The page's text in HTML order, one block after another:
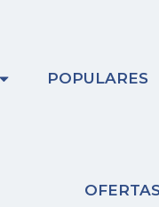
POPULARES